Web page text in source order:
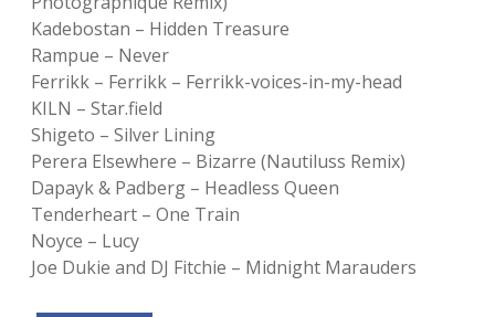
Kadebostan – Hidden Treasure
Rampue – Never
Ferrikk – Ferrikk – Ferrikk-voices-in-my-head
KILN – Star.field
Shigeto – Silver Lining
Perera Elsewhere – Bizarre (Nautiluss Remix)
Dapayk & Padberg – Headless Queen
Tenderheart – One Train
Noyce – Lucy
Joe Dukie and DJ Fitchie – Midnight Marauders